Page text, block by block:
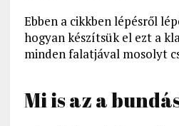
Ebben a cikkben lépésről
hogyan készítsük el ezt a
minden falatjával mosolyt
Mi is az a